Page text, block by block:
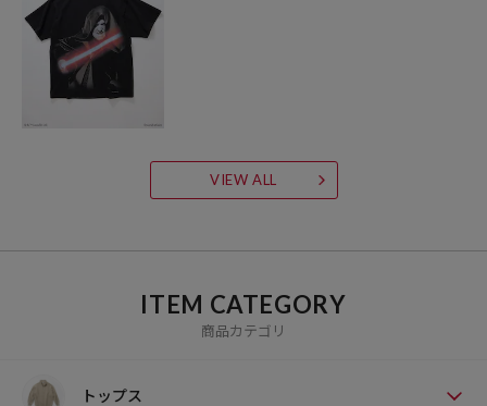
VIEW ALL
ITEM CATEGORY
商品カテゴリ
トップス